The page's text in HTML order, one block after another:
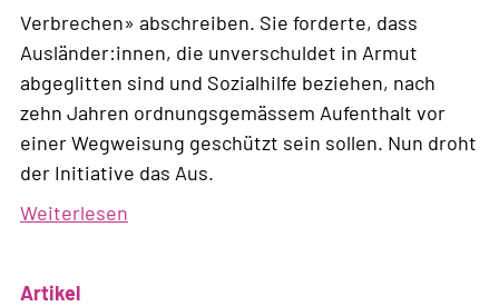
Verbrechen» abschreiben. Sie forderte, dass
Ausländer:innen, die unverschuldet in Armut
abgeglitten sind und Sozialhilfe beziehen, nach
zehn Jahren ordnungsgemässem Aufenthalt vor
einer Wegweisung geschützt sein sollen. Nun droht
der Initiative das Aus.
Weiterlesen
Artikel